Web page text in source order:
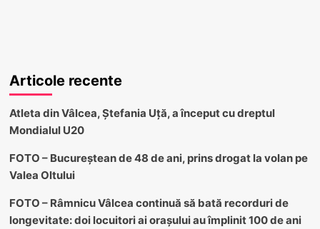
Articole recente
Atleta din Vâlcea, Ștefania Uță, a început cu dreptul
Mondialul U20
FOTO – Bucureștean de 48 de ani, prins drogat la volan pe
Valea Oltului
FOTO – Râmnicu Vâlcea continuă să bată recorduri de
longevitate: doi locuitori ai orașului au împlinit 100 de ani